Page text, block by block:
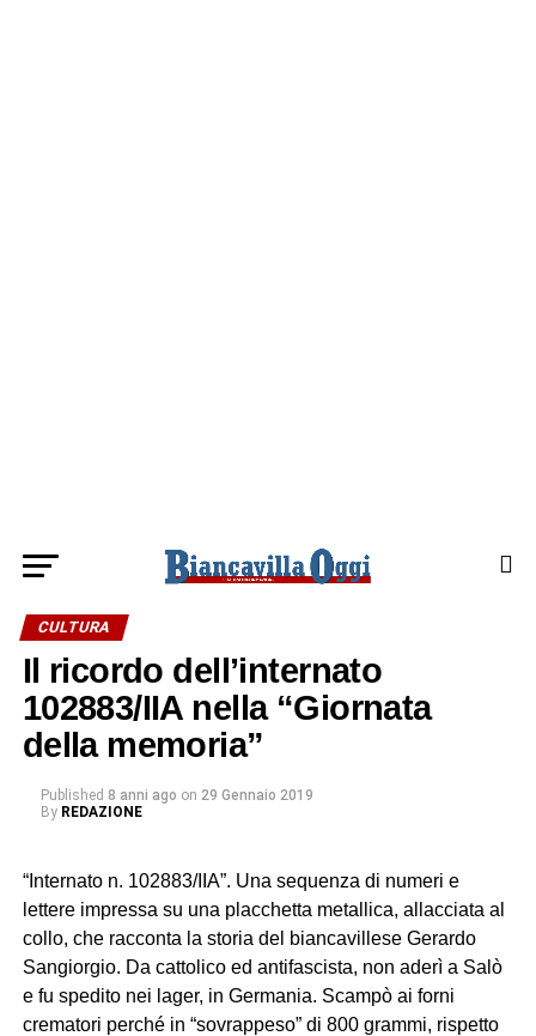
CULTURA
Il ricordo dell’internato
102883/IIA nella “Giornata
della memoria”
Published 8 anni ago on 29 Gennaio 2019
By REDAZIONE
“Internato n. 102883/IIA”. Una sequenza di numeri e
lettere impressa su una placchetta metallica, allacciata al
collo, che racconta la storia del biancavillese Gerardo
Sangiorgio. Da cattolico ed antifascista, non aderì a Salò
e fu spedito nei lager, in Germania. Scampò ai forni
crematori perché in “sovrappeso” di 800 grammi, rispetto